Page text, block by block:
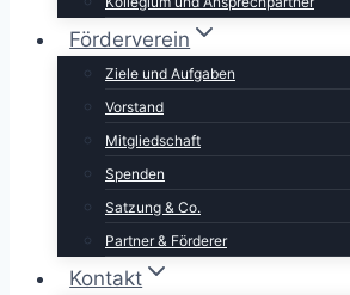
Förderverein
Ziele und Aufgaben
Vorstand
Mitgliedschaft
Spenden
Satzung & Co.
Partner & Förderer
Kontakt